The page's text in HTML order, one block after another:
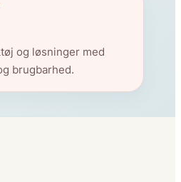
i hverdagen
og løsninger med
brugbarhed.